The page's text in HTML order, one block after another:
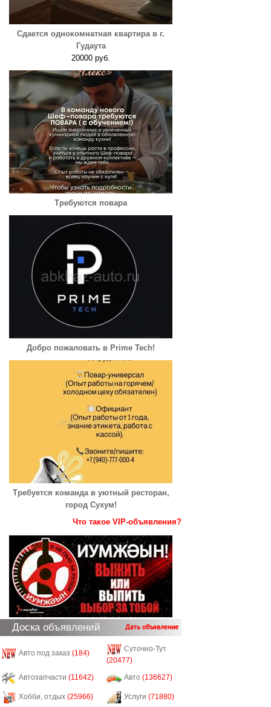
Сдается однокомнатная квартира в г.
Гудаута
20000 руб.
Требуются повара
Добро пожаловать в Prime Tech!
Требуется команда в уютный ресторан,
город Сухум!
Что такое VIP-объявления?
Доска объявлений Дать объявление
Авто под заказ (184)
Суточно-Тут
(20477)
Автозапчасти (11642) Авто (136627)
Хобби, отдых (25966) Услуги (71880)